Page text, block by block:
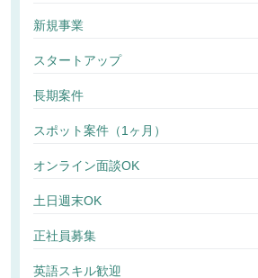
新規事業
スタートアップ
長期案件
スポット案件（1ヶ月）
オンライン面談OK
土日週末OK
正社員募集
英語スキル歓迎